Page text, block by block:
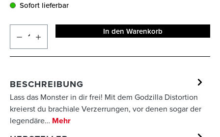
Sofort lieferbar
In den Warenkorb
BESCHREIBUNG
Lass das Monster in dir frei! Mit dem Godzilla Distortion
kreierst du brachiale Verzerrungen, vor denen sogar der
legendäre… Mehr